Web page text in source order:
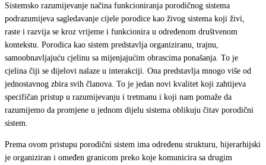
Sistemsko razumijevanje načina funkcioniranja porodičnog sistema
podrazumijeva sagledavanje cijele porodice kao živog sistema koji živi,
raste i razvija se kroz vrijeme i funkcionira u određenom društvenom
kontekstu. Porodica kao sistem predstavlja organiziranu, trajnu,
samoobnavljajuću cjelinu sa mijenjajućim obrascima ponašanja. To je
cjelina čiji se dijelovi nalaze u interakciji. Ona predstavlja mnogo više od
jednostavnog zbira svih članova. To je jedan novi kvalitet koji zahtijeva
specifičan pristup u razumijevanju i tretmanu i koji nam pomaže da
razumijemo da promjene u jednom dijelu sistema oblikuju čitav porodični
sistem.
Prema ovom pristupu porodični sistem ima određenu strukturu, hijerarhijski
je organiziran i omeđen granicom preko koje komunicira sa drugim